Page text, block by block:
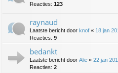
Reacties: 123
raynaud
Laatste bericht door knof « 18 jan
Reacties: 9
bedankt
Laatste bericht door Alie « 22 jan
Reacties: 2